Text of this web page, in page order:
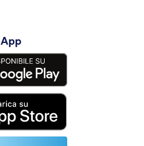
App